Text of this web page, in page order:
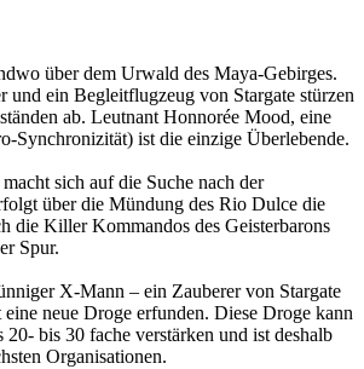
über dem Urwald des Maya-Gebirges.
und ein Begleitflugzeug von Stargate stürzen
ab. Leutnant Honnorée Mood, eine
Synchronizität) ist die einzige Überlebende.
sich auf die Suche nach der
über die Mündung des Rio Dulce die
die Killer Kommandos des Geisterbarons
Spur.
X-Mann – ein Zauberer von Stargate
neue Droge erfunden. Diese Droge kann
20- bis 30 fache verstärken und ist deshalb
Organisationen.